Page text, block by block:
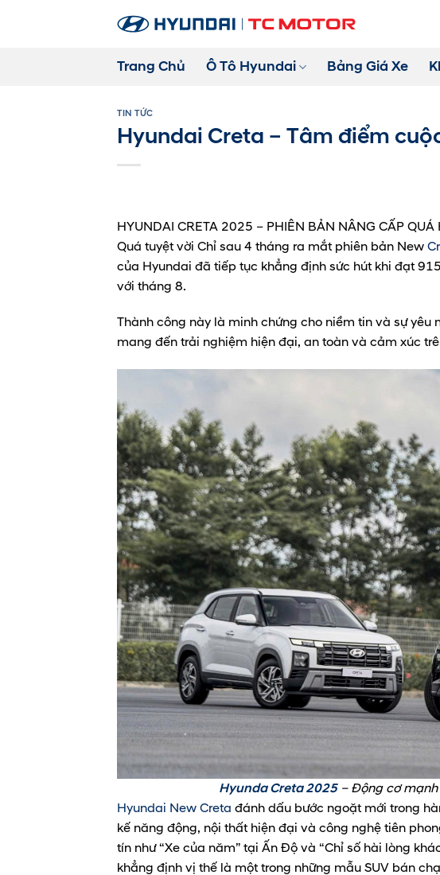
Trang Chủ Ô Tô Hyundai Bảng Giá Xe
TIN TỨC
Hyundai Creta – Tâm điểm
HYUNDAI CRETA 2025 – PHIÊN BẢN NÂNG CẤP QUÁ
Quá tuyệt vời Chỉ sau 4 tháng ra mắt phiên bản New
của Hyundai đã tiếp tục khẳng định sức hút khi đạt
với tháng 8.
Thành công này là minh chứng cho niềm tin và sự
mang đến trải nghiệm hiện đại, an toàn và cảm xúc
Hyunda Creta 2025– Động cơ mạnh
Hyundai New Creta đánh dấu bước ngoặt mới trong
kế năng động, nội thất hiện đại và công nghệ tiên
tín như “Xe của năm” tại Ấn Độ và “Chỉ số hài lòng
khẳng định vị thế là một trong những mẫu SUV bán